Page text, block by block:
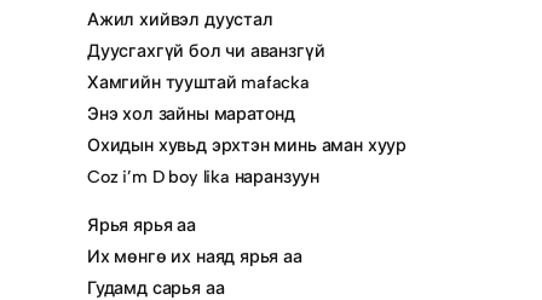
Ажил хийвэл дуустал
Дуусгахгүй бол чи аванзгүй
Хамгийн тууштай mafacka
Энэ хол зайны маратонд
Охидын хувьд эрхтэн минь аман хуур
Coz i’m D boy lika наранзуун
Ярья ярья аа
Их мөнгө их наяд ярья аа
Гудамд сарья аа